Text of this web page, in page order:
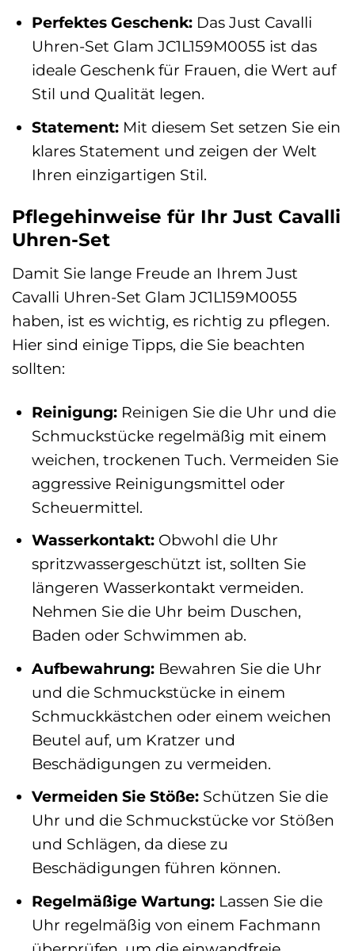
Perfektes Geschenk:Das Just Cavalli
Uhren-Set Glam JC1L159M0055 ist das
ideale Geschenk für Frauen, die Wert auf
Stil und Qualität legen.
Statement:Mit diesem Set setzen Sie ein
klares Statement und zeigen der Welt
Ihren einzigartigen Stil.
Pflegehinweise für Ihr Just Cavalli
Uhren-Set
Damit Sie lange Freude an Ihrem Just
Cavalli Uhren-Set Glam JC1L159M0055
haben, ist es wichtig, es richtig zu pflegen.
Hier sind einige Tipps, die Sie beachten
sollten:
Reinigung:Reinigen Sie die Uhr und die
Schmuckstücke regelmäßig mit einem
weichen, trockenen Tuch. Vermeiden Sie
aggressive Reinigungsmittel oder
Scheuermittel.
Wasserkontakt:Obwohl die Uhr
spritzwassergeschützt ist, sollten Sie
längeren Wasserkontakt vermeiden.
Nehmen Sie die Uhr beim Duschen,
Baden oder Schwimmen ab.
Aufbewahrung:Bewahren Sie die Uhr
und die Schmuckstücke in einem
Schmuckkästchen oder einem weichen
Beutel auf, um Kratzer und
Beschädigungen zu vermeiden.
Vermeiden Sie Stöße:Schützen Sie die
Uhr und die Schmuckstücke vor Stößen
und Schlägen, da diese zu
Beschädigungen führen können.
Regelmäßige Wartung:Lassen Sie die
Uhr regelmäßig von einem Fachmann